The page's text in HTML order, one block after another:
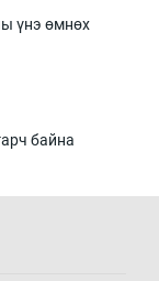
үнэ өмнөх
байна